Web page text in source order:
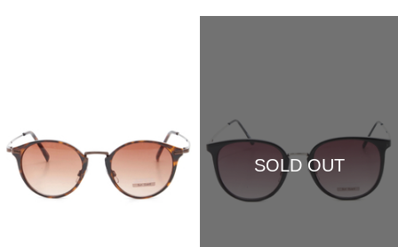
SOLD OUT